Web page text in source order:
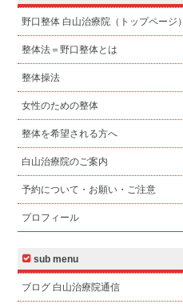
野口整体 白山治療院（トップページ）
整体法＝野口整体とは
整体操法
女性のための整体
整体を希望される方へ
白山治療院のご案内
予約について・お願い・ご注意
プロフィール
sub menu
ブログ 白山治療院通信